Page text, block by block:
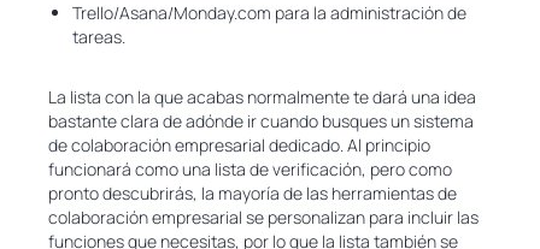
Trello/Asana/Monday.com para la administración de
tareas.
La lista con la que acabas normalmente te dará una idea
bastante clara de adónde ir cuando busques un sistema
de colaboración empresarial dedicado. Al principio
funcionará como una lista de verificación, pero como
pronto descubrirás, la mayoría de las herramientas de
colaboración empresarial se personalizan para incluir las
funciones que necesitas, por lo que la lista también se